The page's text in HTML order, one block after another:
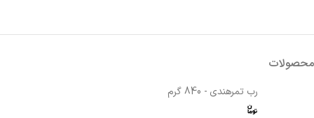
محصولات
رب تمرهندی - 840 گرم